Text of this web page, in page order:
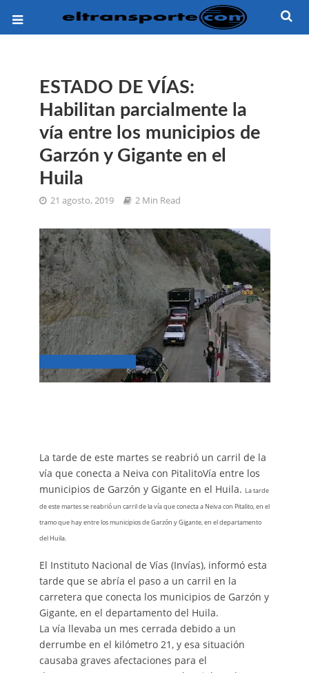
ESTADO DE VÍAS:
Habilitan parcialmente la
vía entre los municipios de
Garzón y Gigante en el
Huila
21 agosto, 2019 2 Min Read
La tarde de este martes se reabrió un carril de la
vía que conecta a Neiva con PitalitoVía entre los
municipios de Garzón y Gigante en el Huila. La tarde
de este martes se reabrió un carril de la vía que conecta a Neiva con Pitalito, en el
tramo que hay entre los municipios de Garzón y Gigante, en el departamento
del Huila.
El Instituto Nacional de Vías (Invías), informó esta
tarde que se abría el paso a un carril en la
carretera que conecta los municipios de Garzón y
Gigante, en el departamento del Huila.
La vía llevaba un mes cerrada debido a un
derrumbe en el kilómetro 21, y esa situación
causaba graves afectaciones para el